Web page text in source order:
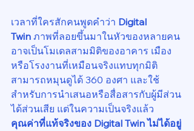
เวลาที่ใครสักคนพูดคำว่า Digital
Twin ภาพที่ลอยขึ้นมาในหัวของหลายคน
อาจเป็นโมเดลสามมิติของอาคาร เมือง
หรือโรงงานที่เหมือนจริงแทบทุกมิติ
สามารถหมุนดูได้ 360 องศา และใช้
สำหรับการนำเสนอหรือสื่อสารกับผู้มีส่วน
ได้ส่วนเสีย แต่ในความเป็นจริงแล้ว
คุณค่าที่แท้จริงของ Digital Twin ไม่ได้อยู่